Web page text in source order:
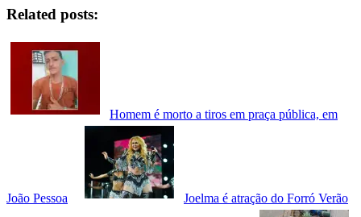
Related posts:
Homem é morto a tiros em praça pública, em
João Pessoa Joelma é atração do Forró Verão